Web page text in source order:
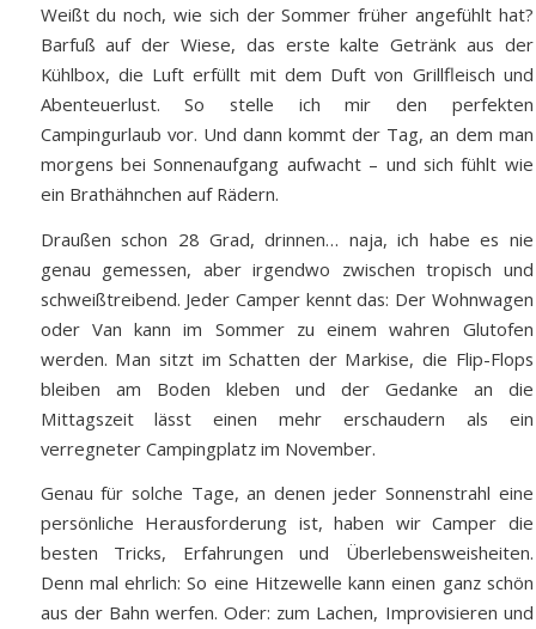
Weißt du noch, wie sich der Sommer früher angefühlt hat?
Barfuß auf der Wiese, das erste kalte Getränk aus der
Kühlbox, die Luft erfüllt mit dem Duft von Grillfleisch und
Abenteuerlust. So stelle ich mir den perfekten
Campingurlaub vor. Und dann kommt der Tag, an dem man
morgens bei Sonnenaufgang aufwacht – und sich fühlt wie
ein Brathähnchen auf Rädern.
Draußen schon 28 Grad, drinnen… naja, ich habe es nie
genau gemessen, aber irgendwo zwischen tropisch und
schweißtreibend. Jeder Camper kennt das: Der Wohnwagen
oder Van kann im Sommer zu einem wahren Glutofen
werden. Man sitzt im Schatten der Markise, die Flip-Flops
bleiben am Boden kleben und der Gedanke an die
Mittagszeit lässt einen mehr erschaudern als ein
verregneter Campingplatz im November.
Genau für solche Tage, an denen jeder Sonnenstrahl eine
persönliche Herausforderung ist, haben wir Camper die
besten Tricks, Erfahrungen und Überlebensweisheiten.
Denn mal ehrlich: So eine Hitzewelle kann einen ganz schön
aus der Bahn werfen. Oder: zum Lachen, Improvisieren und